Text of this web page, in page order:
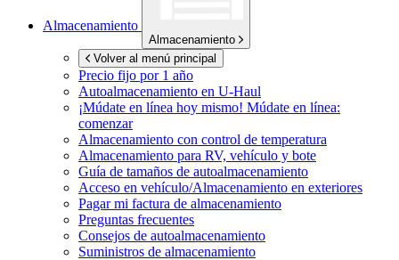
Almacenamiento
Almacenamiento
Volver al menú principal
Precio fijo por 1 año
Autoalmacenamiento en U-Haul
¡Múdate en línea hoy mismo! Múdate en línea:
comenzar
Almacenamiento con control de temperatura
Almacenamiento para RV, vehículo y bote
Guía de tamaños de autoalmacenamiento
Acceso en vehículo/Almacenamiento en exteriores
Pagar mi factura de almacenamiento
Preguntas frecuentes
Consejos de autoalmacenamiento
Suministros de almacenamiento